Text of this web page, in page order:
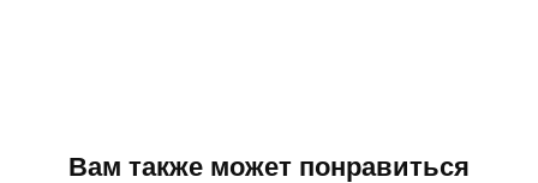
Вам также может понравиться